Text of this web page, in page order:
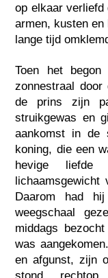
op elkaar verliefd
armen, kusten
lange tijd
Toen het
zonnestraal
de prins zijn
struikgewas en
aankomst in de
koning, die een
hevige
lichaamsgewicht
Daarom had
weegschaal
middags
was
en afgunst, zijn